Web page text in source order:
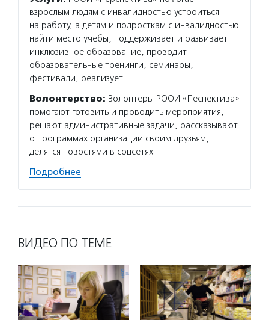
взрослым людям с инвалидностью устроиться
на работу, а детям и подросткам с инвалидностью
найти место учебы, поддерживает и развивает
инклюзивное образование, проводит
образовательные тренинги, семинары,
фестивали, реализует…
Волонтерство: Волонтеры РООИ «Песпектива»
помогают готовить и проводить мероприятия,
решают административные задачи, рассказывают
о программах организации своим друзьям,
делятся новостями в соцсетях.
Подробнее
ВИДЕО ПО ТЕМЕ